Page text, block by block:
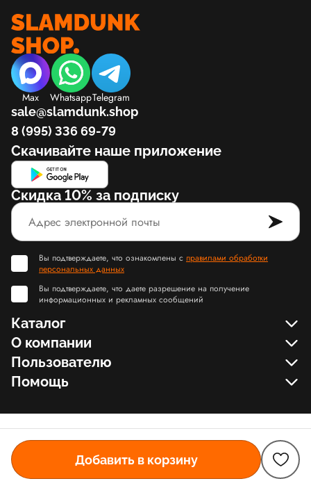
Добавить в корзину
Max WhatsappTelegram
sale@slamdunk.shop
8 (995) 336 69-79
Скачивайте наше приложение
Скидка 10% за подписку
Вы подтверждаете, что ознакомлены с правилами обработки
персональных данных
Вы подтверждаете, что даете разрешение на получение
информационных и рекламных сообщений
Каталог
О компании
Пользователю
Помощь
© Slamdunk.Shop, 2017-2026
Карта сайта Slamdunk